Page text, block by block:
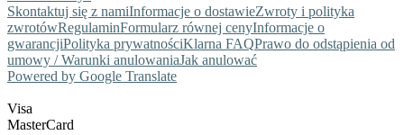
Skontaktuj się z namiInformacje o dostawieZwroty i polityka
zwrotówRegulaminFormularz równej cenyInformacje o
gwarancjiPolityka prywatnościKlarna FAQPrawo do odstąpienia od
umowy / Warunki anulowaniaJak anulować
Powered by Google Translate
Visa
MasterCard